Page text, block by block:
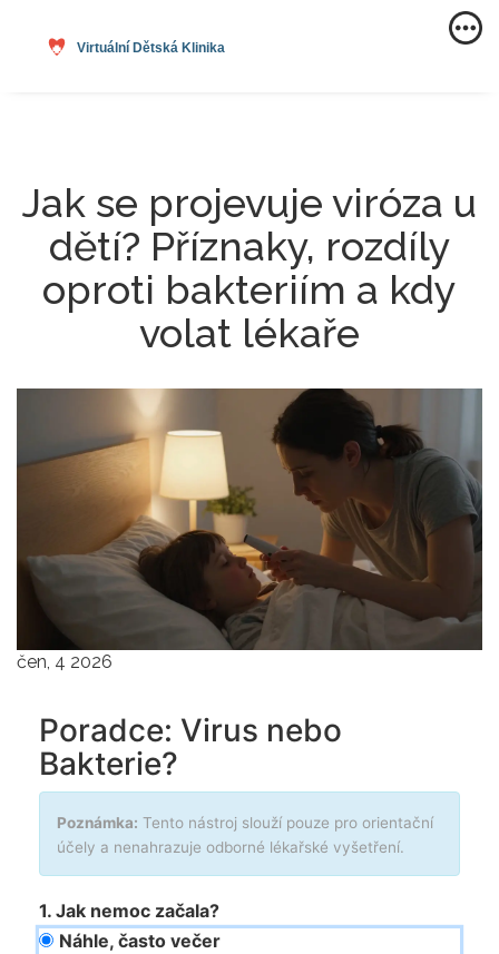
Jak se projevuje viróza u
dětí? Příznaky, rozdíly
oproti bakteriím a kdy
volat lékaře
čen, 4 2026
Poradce: Virus nebo
Bakterie?
Poznámka: Tento nástroj slouží pouze pro orientační
účely a nenahrazuje odborné lékařské vyšetření.
1. Jak nemoc začala?
Náhle, často večer